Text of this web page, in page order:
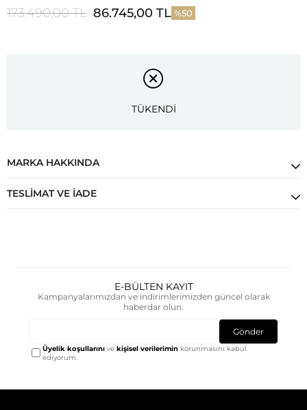
173.490,00 TL 86.745,00 TL 50
TÜKENDİ
MARKA HAKKINDA
TESLIMAT VE İADE
E-BÜLTEN KAYIT
Kampanyalarımızdan ve indirimlerimizden güncel olarak
haberdar olun.
Gönder
Üyelik koşullarını vekişisel verilerimin korunmasını kabul
ediyorum.